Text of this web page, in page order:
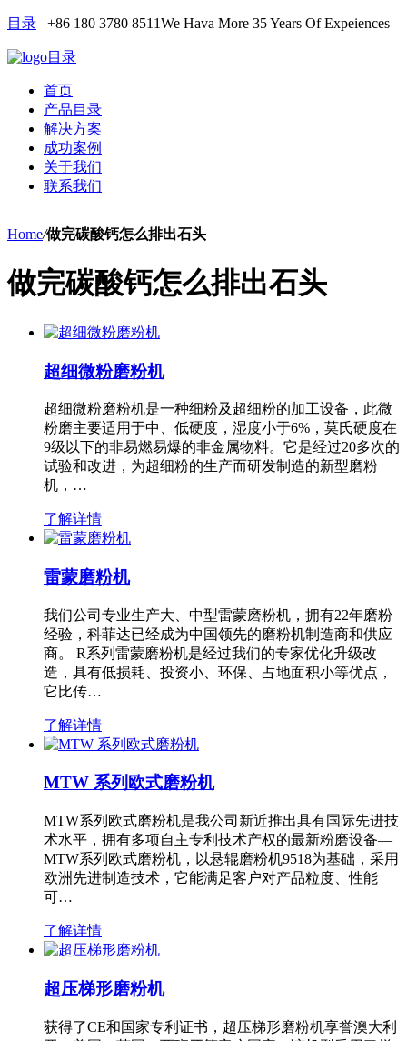
目录 +86 180 3780 8511We Hava More 35 Years Of Expeiences
目录
首页
产品目录
解决方案
成功案例
关于我们
联系我们
Home/做完碳酸钙怎么排出石头
做完碳酸钙怎么排出石头
超细微粉磨粉机
超细微粉磨粉机是一种细粉及超细粉的加工设备，此微
粉磨主要适用于中、低硬度，湿度小于6%，莫氏硬度在
9级以下的非易燃易爆的非金属物料。它是经过20多次的
试验和改进，为超细粉的生产而研发制造的新型磨粉
机，…
了解详情
雷蒙磨粉机
我们公司专业生产大、中型雷蒙磨粉机，拥有22年磨粉
经验，科菲达已经成为中国领先的磨粉机制造商和供应
商。 R系列雷蒙磨粉机是经过我们的专家优化升级改
造，具有低损耗、投资小、环保、占地面积小等优点，
它比传…
了解详情
MTW 系列欧式磨粉机
MTW系列欧式磨粉机是我公司新近推出具有国际先进技
术水平，拥有多项自主专利技术产权的最新粉磨设备—
MTW系列欧式磨粉机，以悬辊磨粉机9518为基础，采用
欧洲先进制造技术，它能满足客户对产品粒度、性能
可…
了解详情
超压梯形磨粉机
获得了CE和国家专利证书，超压梯形磨粉机享誉澳大利